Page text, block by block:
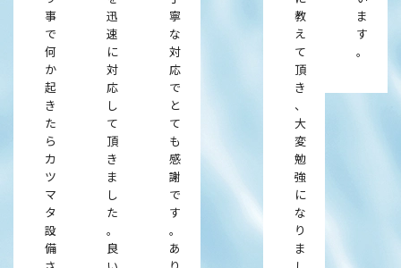
事
で
何
か
起
き
た
ら
カ
ツ
マ
タ
設
備
迅
速
に
対
応
し
て
頂
き
ま
し
た
。
良
寧
な
対
応
で
と
て
も
感
謝
で
す
。
あ
教
え
て
頂
き
、
大
変
勉
強
に
な
り
ま
ま
す
。